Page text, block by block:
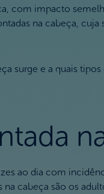
com impacto
na cabeça, cuja
surge e a quais tipos
ao dia com
cabeça são os